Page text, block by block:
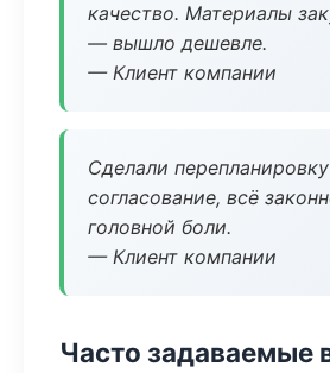
качество. Материалы
— вышло дешевле.
— Клиент компании
Сделали
согласование, всё
головной боли.
— Клиент компании
Часто задаваемые